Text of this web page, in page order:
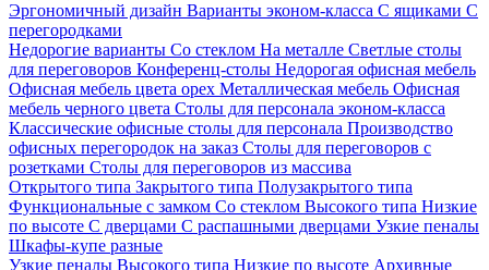
Эргономичный дизайн Варианты эконом-класса С ящиками С
перегородками
Недорогие варианты Со стеклом На металле Светлые столы
для переговоров Конференц-столы Недорогая офисная мебель
Офисная мебель цвета орех Металлическая мебель Офисная
мебель черного цвета Столы для персонала эконом-класса
Классические офисные столы для персонала Производство
офисных перегородок на заказ Столы для переговоров с
розетками Столы для переговоров из массива
Открытого типа Закрытого типа Полузакрытого типа
Функциональные с замком Со стеклом Высокого типа Низкие
по высоте С дверцами С распашными дверцами Узкие пеналы
Шкафы-купе разные
Узкие пеналы Высокого типа Низкие по высоте Архивные